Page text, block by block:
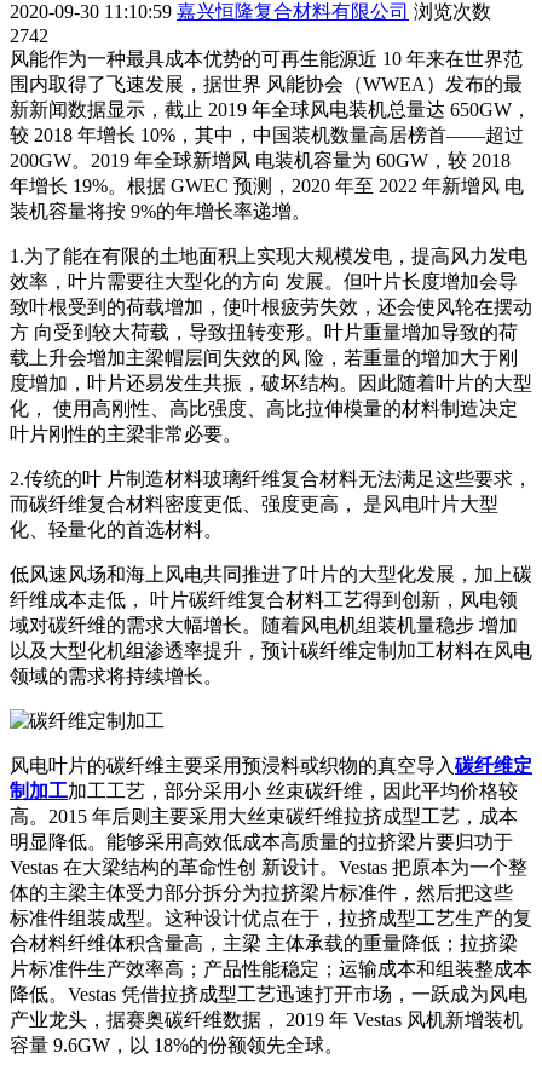
2020-09-30 11:10:59 嘉兴恒隆复合材料有限公司 浏览次数
2742
风能作为一种最具成本优势的可再生能源近 10 年来在世界范
围内取得了飞速发展，据世界 风能协会（WWEA）发布的最
新新闻数据显示，截止 2019 年全球风电装机总量达 650GW，
较 2018 年增长 10%，其中，中国装机数量高居榜首——超过
200GW。2019 年全球新增风 电装机容量为 60GW，较 2018
年增长 19%。根据 GWEC 预测，2020 年至 2022 年新增风 电
装机容量将按 9%的年增长率递增。
1.为了能在有限的土地面积上实现大规模发电，提高风力发电
效率，叶片需要往大型化的方向 发展。但叶片长度增加会导
致叶根受到的荷载增加，使叶根疲劳失效，还会使风轮在摆动
方 向受到较大荷载，导致扭转变形。叶片重量增加导致的荷
载上升会增加主梁帽层间失效的风 险，若重量的增加大于刚
度增加，叶片还易发生共振，破坏结构。因此随着叶片的大型
化， 使用高刚性、高比强度、高比拉伸模量的材料制造决定
叶片刚性的主梁非常必要。
2.传统的叶 片制造材料玻璃纤维复合材料无法满足这些要求，
而碳纤维复合材料密度更低、强度更高， 是风电叶片大型
化、轻量化的首选材料。
低风速风场和海上风电共同推进了叶片的大型化发展，加上碳
纤维成本走低， 叶片碳纤维复合材料工艺得到创新，风电领
域对碳纤维的需求大幅增长。随着风电机组装机量稳步 增加
以及大型化机组渗透率提升，预计碳纤维定制加工材料在风电
领域的需求将持续增长。
风电叶片的碳纤维主要采用预浸料或织物的真空导入碳纤维定
制加工加工工艺，部分采用小 丝束碳纤维，因此平均价格较
高。2015 年后则主要采用大丝束碳纤维拉挤成型工艺，成本
明显降低。能够采用高效低成本高质量的拉挤梁片要归功于
Vestas 在大梁结构的革命性创 新设计。Vestas 把原本为一个整
体的主梁主体受力部分拆分为拉挤梁片标准件，然后把这些
标准件组装成型。这种设计优点在于，拉挤成型工艺生产的复
合材料纤维体积含量高，主梁 主体承载的重量降低；拉挤梁
片标准件生产效率高；产品性能稳定；运输成本和组装整成本
降低。Vestas 凭借拉挤成型工艺迅速打开市场，一跃成为风电
产业龙头，据赛奥碳纤维数据， 2019 年 Vestas 风机新增装机
容量 9.6GW，以 18%的份额领先全球。